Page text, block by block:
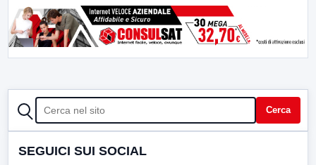
CERCA Cerca
SEGUICI SUI SOCIAL